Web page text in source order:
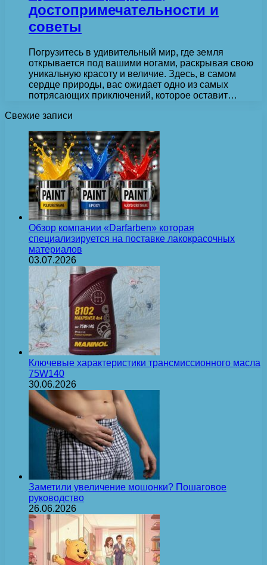
достопримечательности и
советы
Погрузитесь в удивительный мир, где земля
открывается под вашими ногами, раскрывая свою
уникальную красоту и величие. Здесь, в самом
сердце природы, вас ожидает одно из самых
потрясающих приключений, которое оставит…
Свежие записи
Обзор компании «Darfarben» которая
специализируется на поставке лакокрасочных
материалов
03.07.2026
Ключевые характеристики трансмиссионного масла
75W140
30.06.2026
Заметили увеличение мошонки? Пошаговое
руководство
26.06.2026